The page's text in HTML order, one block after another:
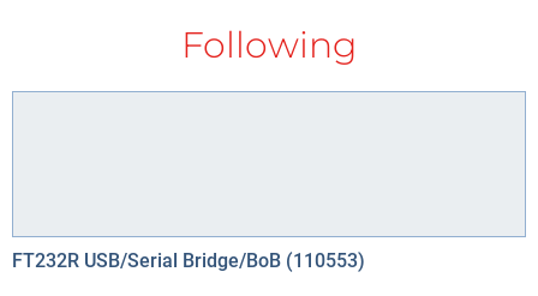
Following
FT232R USB/Serial Bridge/BoB (110553)